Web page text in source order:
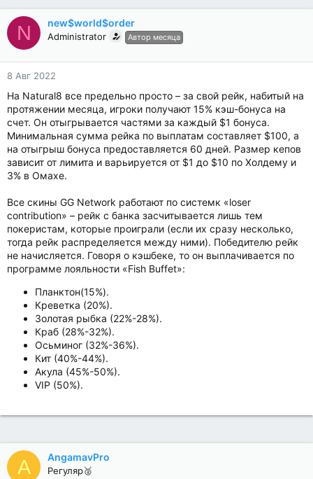
N new$world$order
Administrator Автор месяца
8 Авг 2022
На Natural8 все предельно просто – за свой рейк, набитый на
протяжении месяца, игроки получают 15% кэш-бонуса на
счет. Он отыгрывается частями за каждый $1 бонуса.
Минимальная сумма рейка по выплатам составляет $100, а
на отыгрыш бонуса предоставляется 60 дней. Размер кепов
зависит от лимита и варьируется от $1 до $10 по Холдему и
3% в Омахе.
Все скины GG Network работают по системк «loser
contribution» – рейк с банка засчитывается лишь тем
покеристам, которые проиграли (если их сразу несколько,
тогда рейк распределяется между ними). Победителю рейк
не начисляется. Говоря о кэшбеке, то он выплачивается по
программе лояльности «Fish Buffet»:
Планктон(15%).
Креветка (20%).
Золотая рыбка (22%-28%).
Краб (28%-32%).
Осьминог (32%-36%).
Кит (40%-44%).
Акула (45%-50%).
VIP (50%).
A AngamavPro
Регуляр🥈